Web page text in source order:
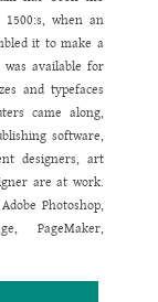
when an
it to make a
available for
and typefaces
came along,
software,
designers, art
are at work.
Photoshop,
PageMaker,
by the printing